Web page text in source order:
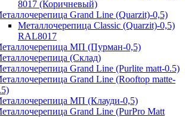
8017 (Коричневый)
Grand Line (Quarzit)-0,5)
Металлочерепица Classic (Quarzit)-0,5)
RAL8017
МП (Пурман-0,5)
(Склад)
Grand Line (Purlite matt-0.5)
Grand Line (Rooftop matte-
МП (Клауди-0,5)
Grand Line (PurPro Matt